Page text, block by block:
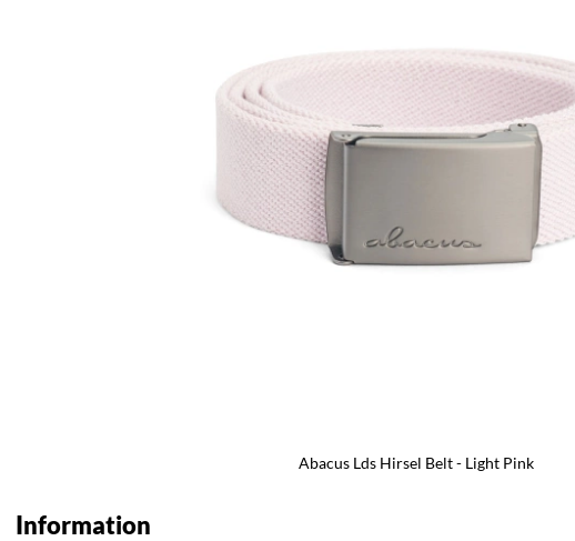
Abacus Lds Hirsel Belt - Light Pink
Information